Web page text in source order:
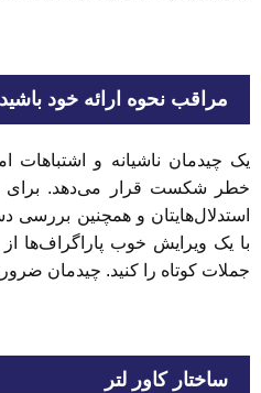
مراقب نحوه ارائه خود باشید
یک چیدمان ناشیانه و اشتباهات
خطر شکست قرار می‌دهد. برای
استدلال‌هایتان و همچنین بررسی
با یک ویرایش خوب پاراگراف‌ها
جملات کوتاه را کنید. چیدمان
ساختار کاور لتر